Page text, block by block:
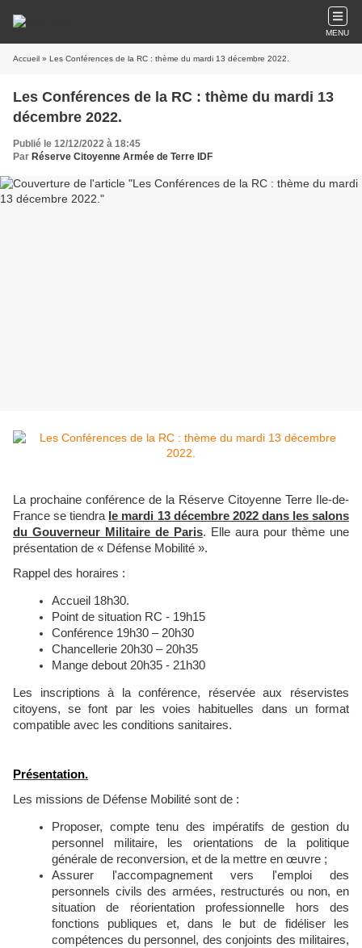
MENU
Accueil » Les Conférences de la RC : thème du mardi 13 décembre 2022.
Les Conférences de la RC : thème du mardi 13
décembre 2022.
Publié le 12/12/2022 à 18:45
Par Réserve Citoyenne Armée de Terre IDF
La prochaine conférence de la Réserve Citoyenne Terre Ile-de-
France se tiendra le mardi 13 décembre 2022 dans les salons
du Gouverneur Militaire de Paris. Elle aura pour thème une
présentation de « Défense Mobilité ».
Rappel des horaires :
Accueil 18h30.
Point de situation RC - 19h15
Conférence 19h30 – 20h30
Chancellerie 20h30 – 20h35
Mange debout 20h35 - 21h30
Les inscriptions à la conférence, réservée aux réservistes
citoyens, se font par les voies habituelles dans un format
compatible avec les conditions sanitaires.
Présentation.
Les missions de Défense Mobilité sont de :
Proposer, compte tenu des impératifs de gestion du
personnel militaire, les orientations de la politique
générale de reconversion, et de la mettre en œuvre ;
Assurer l'accompagnement vers l'emploi des
personnels civils des armées, restructurés ou non, en
situation de réorientation professionnelle hors des
fonctions publiques et, dans le but de fidéliser les
compétences du personnel, des conjoints des militaires,